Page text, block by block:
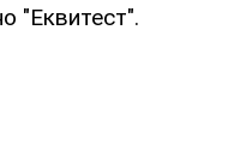
"Еквитест".